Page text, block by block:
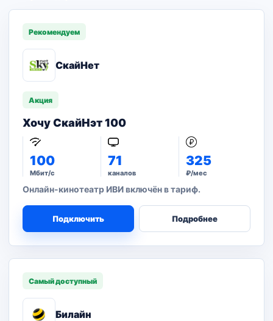
Рекомендуем
СкайНет
Акция
Хочу СкайНэт 100
100
Мбит/с
71
каналов
325
₽/мес
Онлайн-кинотеатр ИВИ включён в тариф.
Подключить Подробнее
Самый доступный
Билайн